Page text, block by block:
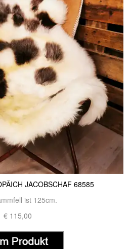
JACOBSCHAF 68585
ist 125cm.
€ 115,00